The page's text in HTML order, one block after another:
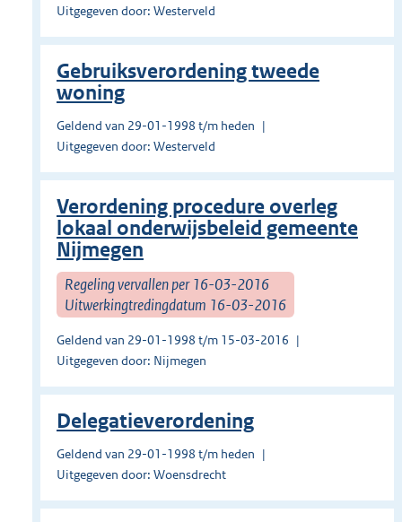
Uitgegeven door: Westerveld
Gebruiksverordening tweede
woning
Geldend van 29-01-1998 t/m heden
Uitgegeven door: Westerveld
Verordening procedure overleg
lokaal onderwijsbeleid gemeente
Nijmegen
Regeling vervallen per 16-03-2016
Uitwerkingtredingdatum 16-03-2016
Geldend van 29-01-1998 t/m 15-03-2016
Uitgegeven door: Nijmegen
Delegatieverordening
Geldend van 29-01-1998 t/m heden
Uitgegeven door: Woensdrecht